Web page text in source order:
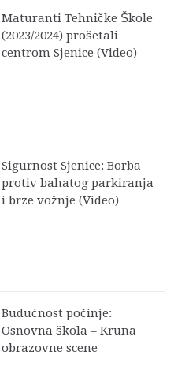
Maturanti Tehničke Škole
(2023/2024) prošetali
centrom Sjenice (Video)
Sigurnost Sjenice: Borba
protiv bahatog parkiranja
i brze vožnje (Video)
Budućnost počinje:
Osnovna škola – Kruna
obrazovne scene